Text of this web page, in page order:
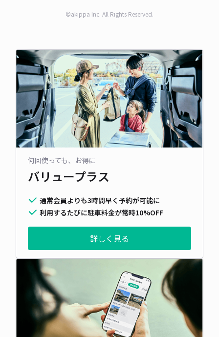
©akippa Inc. All Rights Reserved.
何回使っても、お得に
バリュープラス
通常会員よりも3時間早く予約が可能に
利用するたびに駐車料金が常時10%OFF
詳しく見る